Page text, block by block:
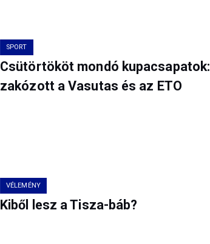
SPORT
Csütörtököt mondó kupacsapatok:
zakózott a Vasutas és az ETO
VÉLEMÉNY
Kiből lesz a Tisza-báb?